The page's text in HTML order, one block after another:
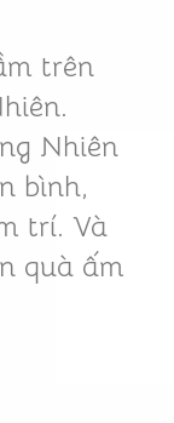
trên
Nhiên
bình,
trí. Và
quà ấm